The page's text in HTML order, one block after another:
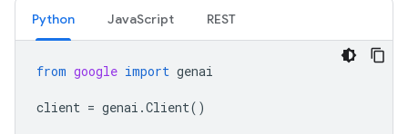
Python JavaScript REST
from google import genai
client = genai .Client()